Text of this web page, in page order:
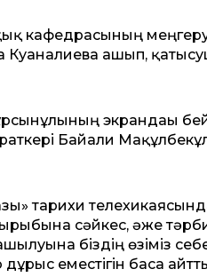
кафедрасының
ашып,
экрандағы
Байғали
тарихи
сәйкес, әже
біздің өзіміз
еместігін баса